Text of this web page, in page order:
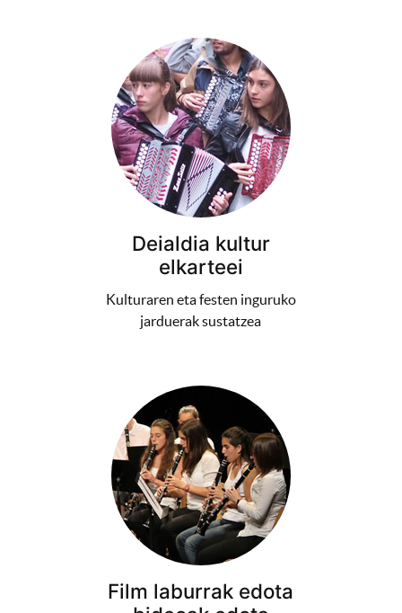
Deialdia kultur
elkarteei
Kulturaren eta festen inguruko
jarduerak sustatzea
Film laburrak edota